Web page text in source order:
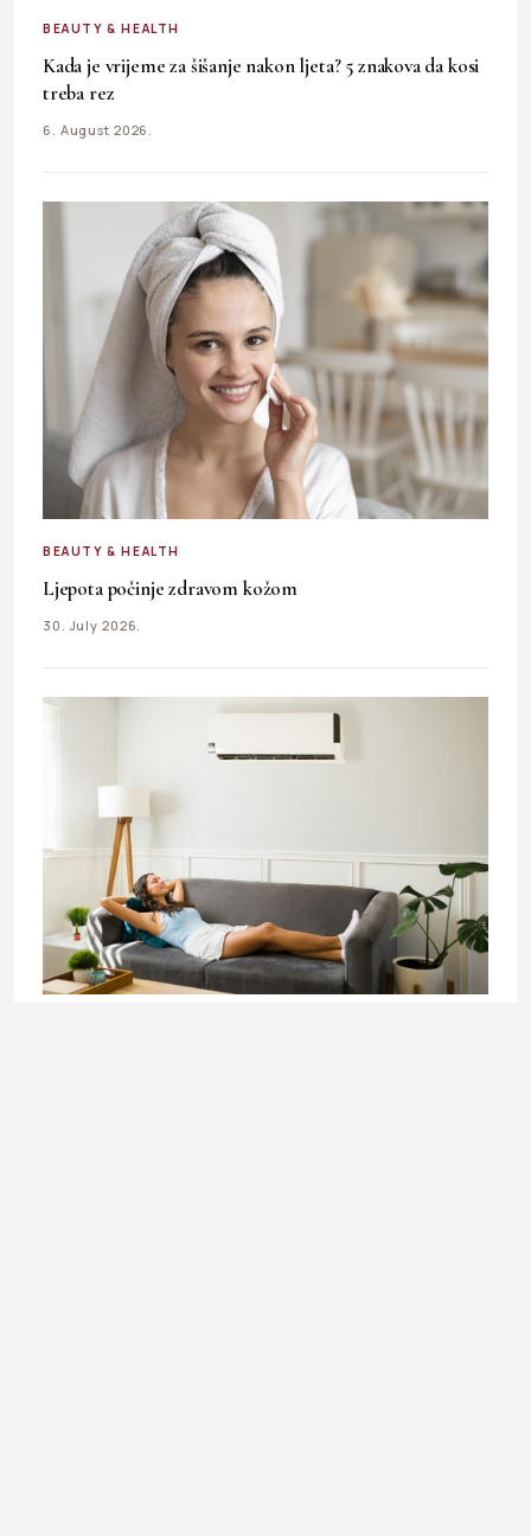
BEAUTY & HEALTH
Kada je vrijeme za šišanje nakon ljeta? 5 znakova da kosi
treba rez
6. August 2026.
BEAUTY & HEALTH
Ljepota počinje zdravom kožom
30. July 2026.